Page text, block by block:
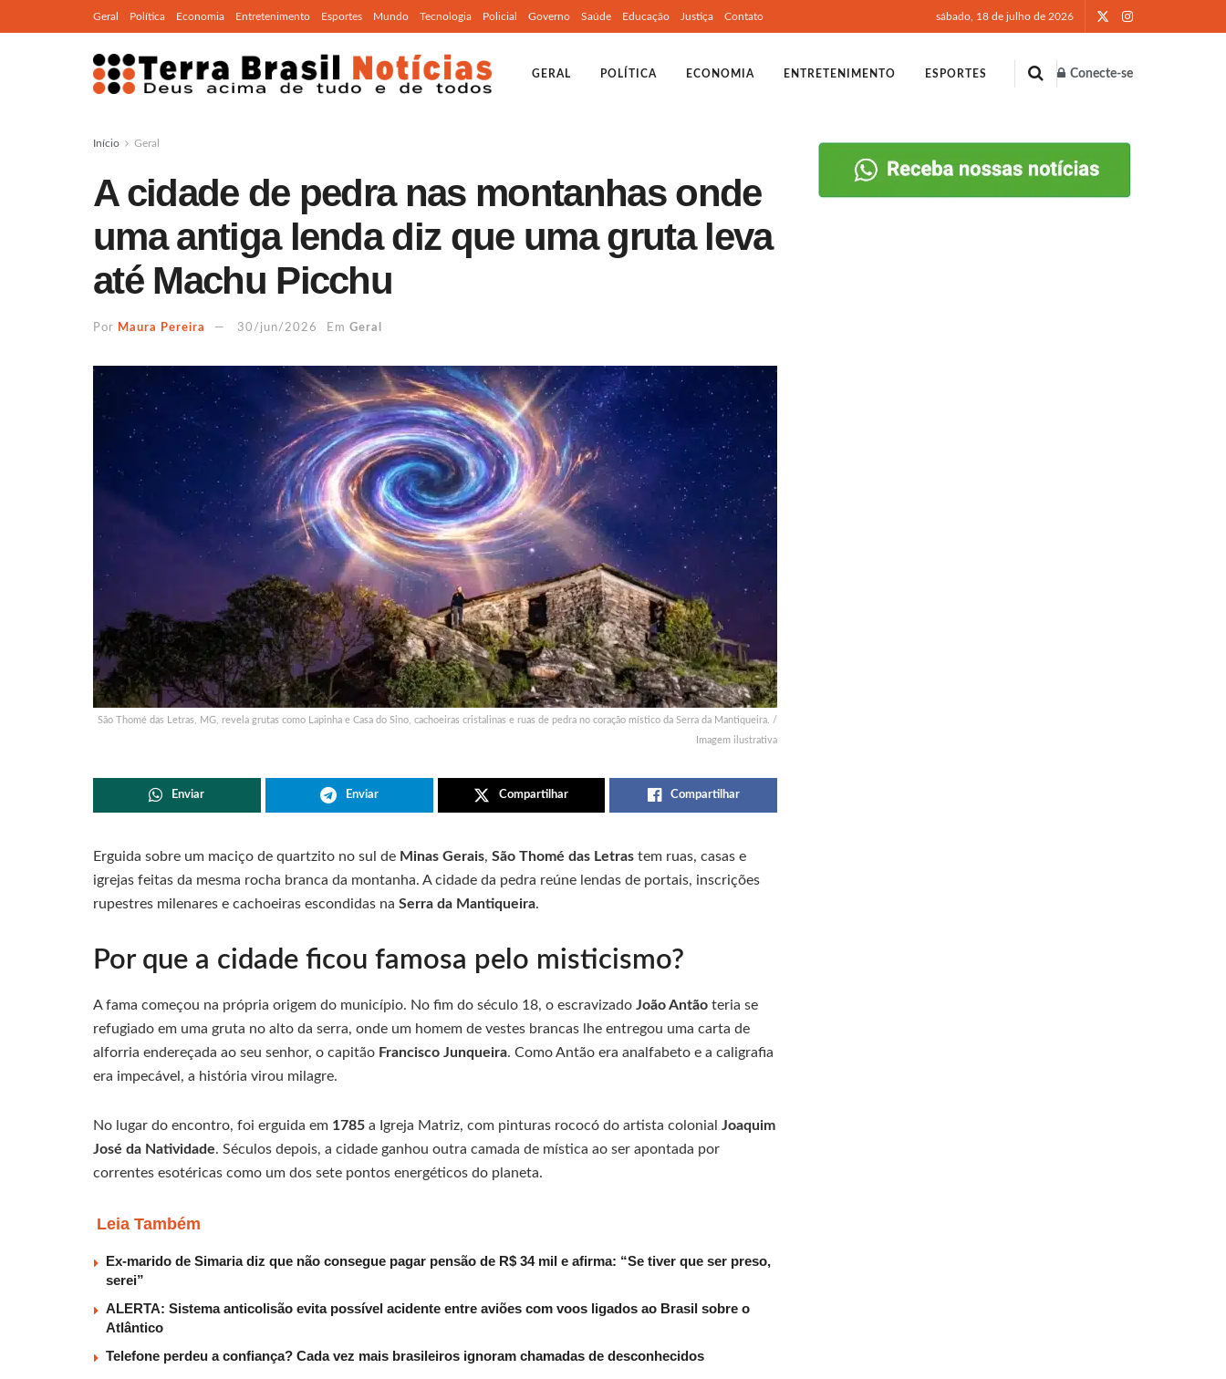
Geral Política Economia Entretenimento Esportes Mundo Tecnologia Policial Governo Saúde Educação Justiça Contato sábado, 18 de julho de 2026
GERAL POLÍTICA ECONOMIA ENTRETENIMENTO ESPORTES Conecte-se
Início Geral
A cidade de pedra nas montanhas onde
uma antiga lenda diz que uma gruta leva
até Machu Picchu
Por Maura Pereira 30/jun/2026 Em Geral
São Thomé das Letras, MG, revela grutas como Lapinha e Casa do Sino, cachoeiras cristalinas e ruas de pedra no coração místico da Serra da Mantiqueira. /
Imagem ilustrativa
Enviar Enviar Compartilhar Compartilhar
Erguida sobre um maciço de quartzito no sul de Minas Gerais, São Thomé das Letras tem ruas, casas e
igrejas feitas da mesma rocha branca da montanha. A cidade da pedra reúne lendas de portais, inscrições
rupestres milenares e cachoeiras escondidas na Serra da Mantiqueira.
Por que a cidade ficou famosa pelo misticismo?
A fama começou na própria origem do município. No fim do século 18, o escravizado João Antão teria se
refugiado em uma gruta no alto da serra, onde um homem de vestes brancas lhe entregou uma carta de
alforria endereçada ao seu senhor, o capitão Francisco Junqueira. Como Antão era analfabeto e a caligrafia
era impecável, a história virou milagre.
No lugar do encontro, foi erguida em 1785 a Igreja Matriz, com pinturas rococó do artista colonial Joaquim
José da Natividade. Séculos depois, a cidade ganhou outra camada de mística ao ser apontada por
correntes esotéricas como um dos sete pontos energéticos do planeta.
Leia Também
Ex-marido de Simaria diz que não consegue pagar pensão de R$ 34 mil e afirma: “Se tiver que ser preso,
serei”
ALERTA: Sistema anticolisão evita possível acidente entre aviões com voos ligados ao Brasil sobre o
Atlântico
Telefone perdeu a confiança? Cada vez mais brasileiros ignoram chamadas de desconhecidos